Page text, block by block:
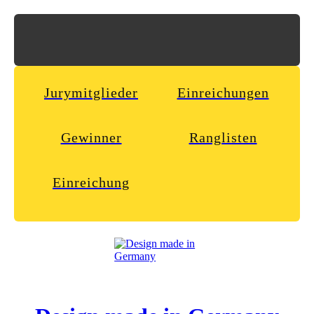
Jurymitglieder Einreichungen
Gewinner Ranglisten
Einreichung